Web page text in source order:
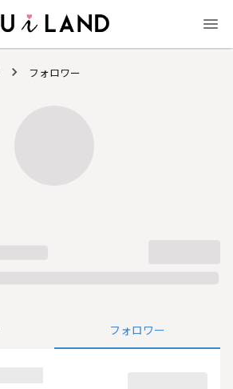
フォロワー
フォロワー